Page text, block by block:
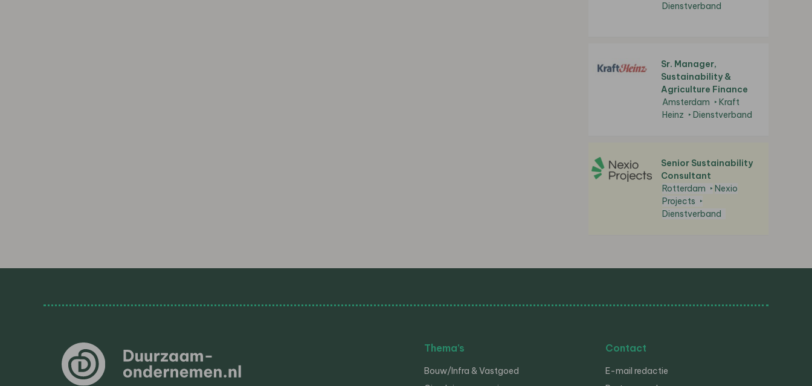
Dienstverband
Sr. Manager,
Sustainability &
Agriculture Finance
Amsterdam
Kraft
Heinz
Dienstverband
Senior Sustainability
Consultant
Rotterdam
Nexio
Projects
Dienstverband
Thema’s
Bouw/Infra & Vastgoed
Contact
E-mail redactie